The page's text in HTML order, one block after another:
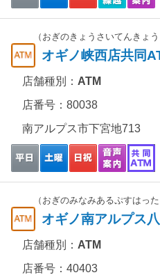
（おぎのきょうさいてんきょ
オギノ峡西店共同
店舗種別： ATM
店番号：80038
南アルプス市下宮地713
（おぎのみなみあるぷすはった
オギノ南アルプス
店舗種別： ATM
店番号：40403